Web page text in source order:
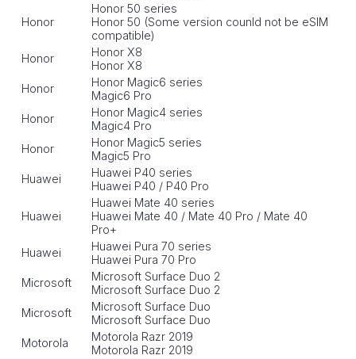
Honor
Honor 50 series
Honor 50 (Some version counld not be eSIM
compatible)
Honor
Honor X8
Honor X8
Honor
Honor Magic6 series
Magic6 Pro
Honor
Honor Magic4 series
Magic4 Pro
Honor
Honor Magic5 series
Magic5 Pro
Huawei
Huawei P40 series
Huawei P40 / P40 Pro
Huawei
Huawei Mate 40 series
Huawei Mate 40 / Mate 40 Pro / Mate 40
Pro+
Huawei
Huawei Pura 70 series
Huawei Pura 70 Pro
Microsoft
Microsoft Surface Duo 2
Microsoft Surface Duo 2
Microsoft
Microsoft Surface Duo
Microsoft Surface Duo
Motorola
Motorola Razr 2019
Motorola Razr 2019